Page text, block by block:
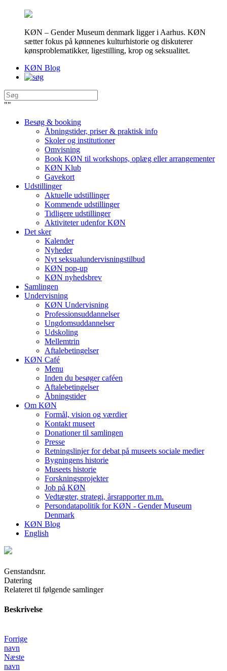
KØN – Gender Museum denmark ligger i Aarhus. KØN
sætter fokus på kønnenes kulturhistorie og diskuterer
kønsproblematikker, ligestilling, krop og seksualitet.
KØN Blog
""
Besøg & booking
Åbningstider, priser & praktisk info
Skoler og institutioner
Omvisning
Book KØN til workshops, oplæg eller arrangementer
KØN Klub
Gavekort
Udstillinger
Aktuelle udstillinger
Kommende udstillinger
Tidligere udstillinger
Aktiviteter udenfor KØN
Det sker
Kalender
Nyheder
Nyt seksualundervisningstilbud
KØN pop-up
KØN nyhedsbrev
Samlingen
Undervisning
KØN Undervisning
Professionsuddannelser
Ungdomsuddannelser
Udskoling
Mellemtrin
Aftalebetingelser
KØN Café
Menu
Inden du besøger caféen
Aftalebetingelser
Åbningstider
Om KØN
Formål, vision og værdier
Kontakt museet
Donationer til samlingen
Presse
Retningslinjer for debat på museets sociale medier
Bygningens historie
Museets historie
Forskningsprojekter
Job på KØN
Vedtægter, strategi, årsrapporter m.m.
Persondatapolitik for KØN - Gender Museum
Denmark
KØN Blog
English
Genstandsnr.
Datering
Relateret til følgende samlinger
Beskrivelse
Forrige
navn
Næste
navn